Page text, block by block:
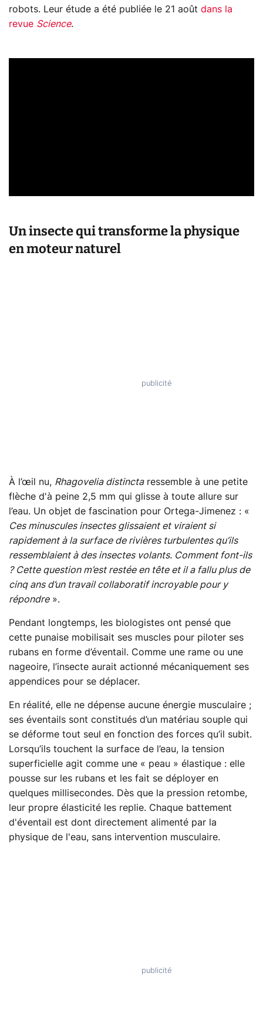
robots. Leur étude a été publiée le 21 août dans la
revue Science.
Un insecte qui transforme la physique
en moteur naturel
À l’œil nu, Rhagovelia distinctaressemble à une petite
flèche d'à peine 2,5 mm qui glisse à toute allure sur
l’eau. Un objet de fascination pour Ortega-Jimenez : «
Ces minuscules insectes glissaient et viraient si
rapidement à la surface de rivières turbulentes qu’ils
ressemblaient à des insectes volants. Comment font-ils
? Cette question m’est restée en tête et il a fallu plus de
cinq ans d’un travail collaboratif incroyable pour y
répondre».
Pendant longtemps, les biologistes ont pensé que
cette punaise mobilisait ses muscles pour piloter ses
rubans en forme d’éventail. Comme une rame ou une
nageoire, l’insecte aurait actionné mécaniquement ses
appendices pour se déplacer.
En réalité, elle ne dépense aucune énergie musculaire ;
ses éventails sont constitués d’un matériau souple qui
se déforme tout seul en fonction des forces qu’il subit.
Lorsqu’ils touchent la surface de l’eau, la tension
superficielle agit comme une « peau » élastique : elle
pousse sur les rubans et les fait se déployer en
quelques millisecondes. Dès que la pression retombe,
leur propre élasticité les replie. Chaque battement
d'éventail est dont directement alimenté par la
physique de l'eau, sans intervention musculaire.